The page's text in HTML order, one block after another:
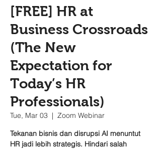
[FREE] HR at
Business Crossroads
(The New
Expectation for
Today’s HR
Professionals)
Tue, Mar 03
  |
Zoom Webinar
Tekanan bisnis dan disrupsi AI menuntut
HR jadi lebih strategis. Hindari salah